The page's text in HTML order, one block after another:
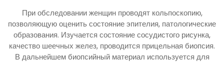
При обследовании женщин проводят кольпоскопию,
позволяющую оценить состояние эпителия, патологические
образования. Изучается состояние сосудистого рисунка,
качество шеечных желез, проводится прицельная биопсия.
В дальнейшем биопсийный материал используется для